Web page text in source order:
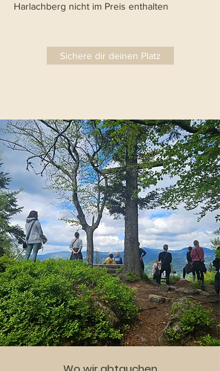
Harlachberg nicht im Preis enthalten
Sichere dir deinen Platz